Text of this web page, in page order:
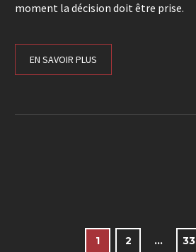
moment la décision doit être prise.
EN SAVOIR PLUS
1 2 … 33